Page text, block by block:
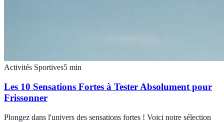
Activités Sportives5 min
Les 10 Sensations Fortes à Tester Absolument pour
Frissonner
Plongez dans l'univers des sensations fortes ! Voici notre sélection